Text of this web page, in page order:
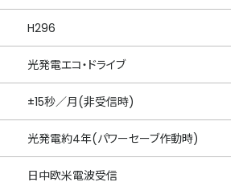
H296
光発電エコ・ドライブ
±15秒／月(非受信時)
光発電約4年(パワーセーブ作動時)
日中欧米電波受信